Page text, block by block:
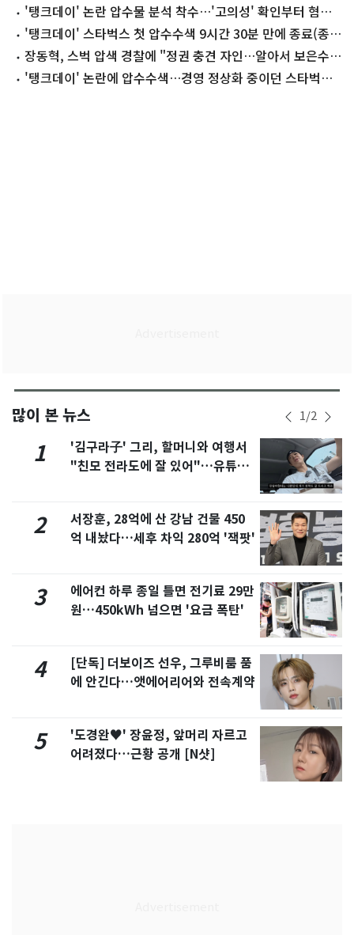
임원 재영입
'탱크데이' 논란 압수물 분석 착수…'고의성' 확인부터 혐의
입증 난관
'탱크데이' 스타벅스 첫 압수수색 9시간 30분 만에 종료(종합
2보)장동혁, 스벅 압색 경찰에 "정권 충견 자인…알아서 보은수
사"'탱크데이' 논란에 압수수색…경영 정상화 중이던 스타벅스,
많이 본 뉴스 1/2
1
'김구라子' 그리, 할머니와 여행서
"친모 전라도에 잘 있어"…유튜브
2
서장훈, 28억에 산 강남 건물 450
억 내놨다…세후 차익 280억 '잭팟'
3
에어컨 하루 종일 틀면 전기료 29만
원…450kWh 넘으면 '요금 폭탄'
4
[단독] 더보이즈 선우, 그루비룸 품
에 안긴다…앳에어리어와 전속계약
5
'도경완♥' 장윤정, 앞머리 자르고
어려졌다…근황 공개 [N샷]